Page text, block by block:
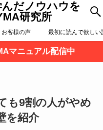
だノウハウを
研究所
お客様の声 最初に読んで欲し
マニュアル配信中
も9割の人がやめ
を紹介